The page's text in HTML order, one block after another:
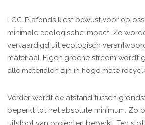
LCC-Plafonds kiest bewust voor
minimale ecologische impact. Zo
vervaardigd uit ecologisch
materiaal. Eigen groene stroom wordt
alle materialen zijn in hoge mate
Verder wordt de afstand tussen
beperkt tot het absolute minimum. Zo
uitstoot van projecten beperkt. Ten